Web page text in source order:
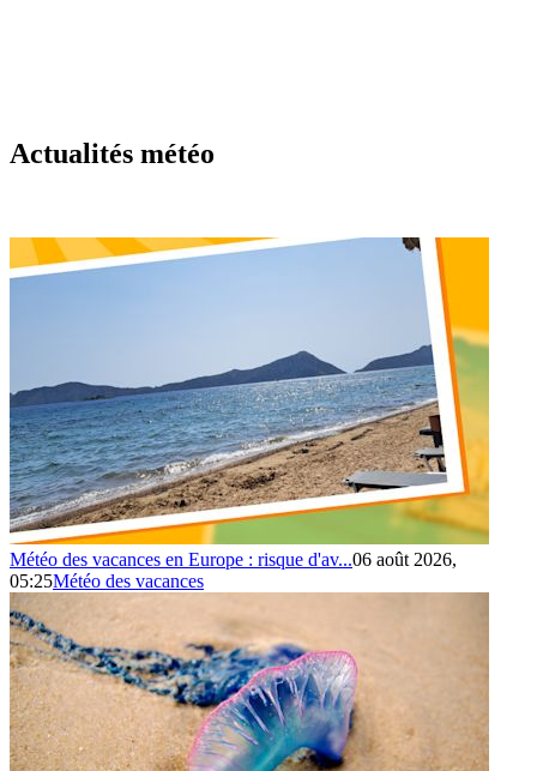
Actualités météo
Météo des vacances en Europe : risque d'av...06 août 2026,
05:25Météo des vacances